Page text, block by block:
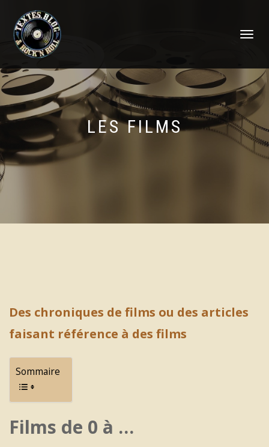
DÉPLIER
LES FILMS
Des chroniques de films ou des articles
faisant référence à des films
Sommaire
Films de 0 à …